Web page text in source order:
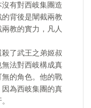
有對西岐集團造
背後是闡截兩教
教的實力，凡人
了武王之弟姬叔
法對西岐構成真
的角色。他的戰
為西岐集團的真